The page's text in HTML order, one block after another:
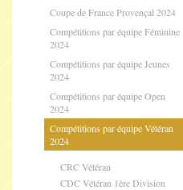
Coupe de France Provençal 2024
Compétitions par équipe Féminine
2024
Compétitions par équipe Jeunes
2024
Compétitions par équipe Open
2024
Compétitions par équipe Vétéran
2024
CRC Vétéran
CDC Vétéran 1ère Division